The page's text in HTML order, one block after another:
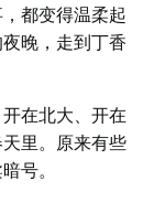
都变得温柔起
晚，走到丁香
在北大、开在
里。原来有些
号。